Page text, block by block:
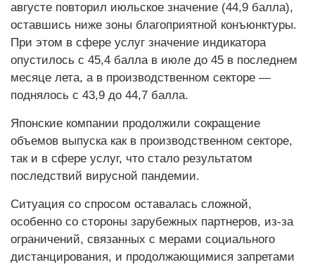
августе повторил июльское значение (44,9 балла),
оставшись ниже зоны благоприятной конъюнктуры.
При этом в сфере услуг значение индикатора
опустилось с 45,4 балла в июле до 45 в последнем
месяце лета, а в производственном секторе —
поднялось с 43,9 до 44,7 балла.
Японские компании продолжили сокращение
объемов выпуска как в производственном секторе,
так и в сфере услуг, что стало результатом
последствий вирусной пандемии.
Ситуация со спросом оставалась сложной,
особенно со стороны зарубежных партнеров, из-за
ограничений, связанных с мерами социального
дистанцирования, и продолжающимися запретами